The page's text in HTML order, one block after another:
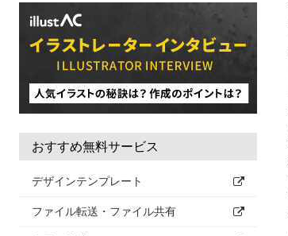
おすすめ無料サービス
デザインテンプレート
ファイル転送・ファイル共有